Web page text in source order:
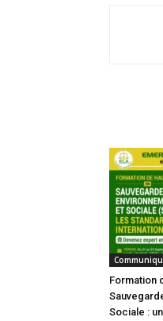
Formation
Sociale :